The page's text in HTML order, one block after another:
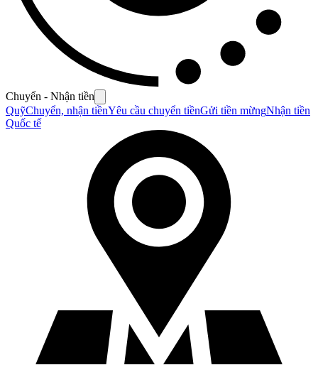
Chuyển - Nhận tiền
QuỹChuyển, nhận tiềnYêu cầu chuyển tiềnGửi tiền mừngNhận tiền
Quốc tế